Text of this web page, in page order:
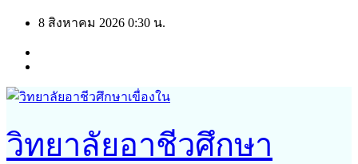
Skip
8 สิงหาคม 2026 0:30 น.
วิทยาลัยอาชีวศึกษา